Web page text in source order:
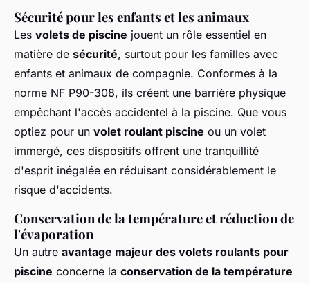
Sécurité pour les enfants et les animaux
Les volets de piscine jouent un rôle essentiel en
matière de sécurité, surtout pour les familles avec
enfants et animaux de compagnie. Conformes à la
norme NF P90-308, ils créent une barrière physique
empêchant l'accès accidentel à la piscine. Que vous
optiez pour un volet roulant piscine ou un volet
immergé, ces dispositifs offrent une tranquillité
d'esprit inégalée en réduisant considérablement le
risque d'accidents.
Conservation de la température et réduction de
l'évaporation
Un autre avantage majeur des volets roulants pour
piscine concerne la conservation de la température